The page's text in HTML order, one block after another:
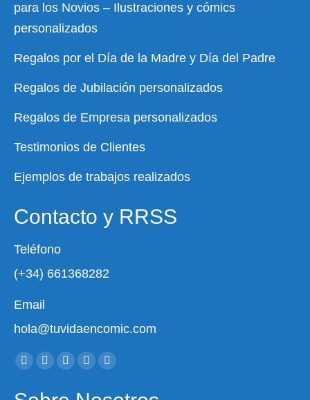
para los Novios – Ilustraciones y cómics
personalizados
Regalos por el Día de la Madre y Día del Padre
Regalos de Jubilación personalizados
Regalos de Empresa personalizados
Testimonios de Clientes
Ejemplos de trabajos realizados
Contacto y RRSS
Teléfono
(+34) 661368282
Email
hola@tuvidaencomic.com
Encuéntranos en:
Facebook
X
YouTube
Instagram
Whatsapp